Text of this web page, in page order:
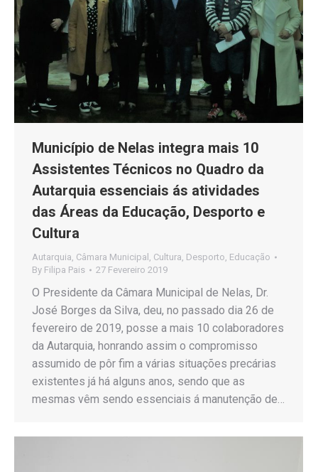
Município de Nelas integra mais 10
Assistentes Técnicos no Quadro da
Autarquia essenciais ás atividades
das Áreas da Educação, Desporto e
Cultura
Autarquia, Câmara Municipal , Cultura, Desporto, Educação
By Filipa Pais 27 Fevereiro 2019
O Presidente da Câmara Municipal de Nelas, Dr.
José Borges da Silva, deu, no passado dia 26 de
fevereiro de 2019, posse a mais 10 colaboradores
da Autarquia, honrando assim o compromisso
assumido de pôr fim a várias situações precárias
existentes já há alguns anos, sendo que as
mesmas vêm sendo essenciais á manutenção de…